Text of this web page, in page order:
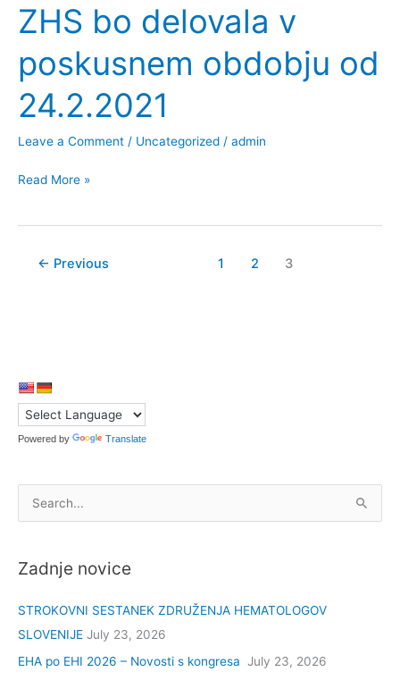
ZHS bo delovala v
poskusnem obdobju od
24.2.2021
Leave a Comment / Uncategorized / admin
Nova
stran
od
24.2.2021
Read More »
← Previous 1 2 3
Powered by Translate
e
r
h
f
o
Zadnje novice
STROKOVNI SESTANEK ZDRUŽENJA HEMATOLOGOV
SLOVENIJE July 23, 2026
EHA po EHI 2026 – Novosti s kongresa July 23, 2026